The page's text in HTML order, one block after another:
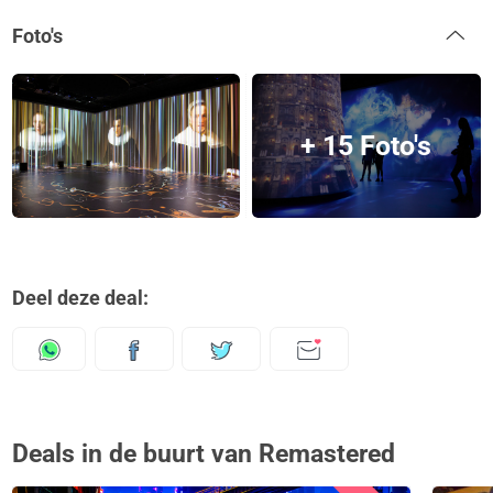
Foto's
+ 15 Foto's
Deel deze deal:
Deals in de buurt van Remastered